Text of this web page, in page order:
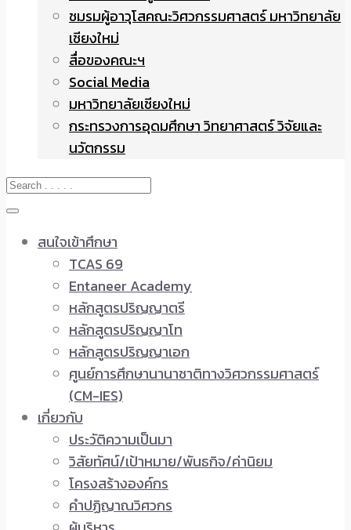
ชมรมผู้อาวุโสคณะวิศวกรรมศาสตร์ มหาวิทยาลัย
เชียงใหม่
สื่อของคณะฯ
Social Media
มหาวิทยาลัยเชียงใหม่
กระทรวงการอุดมศึกษา วิทยาศาสตร์ วิจัยและ
นวัตกรรม
สนใจเข้าศึกษา
TCAS 69
Entaneer Academy
หลักสูตรปริญญาตรี
หลักสูตรปริญญาโท
หลักสูตรปริญญาเอก
ศูนย์การศึกษานานาชาติทางวิศวกรรมศาสตร์
(CM-IES)
เกี่ยวกับ
ประวัติความเป็นมา
วิสัยทัศน์/เป้าหมาย/พันธกิจ/ค่านิยม
โครงสร้างองค์กร
คำปฏิญาณวิศวกร